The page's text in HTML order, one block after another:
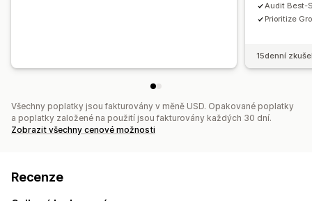
Audit Best-
Prioritize
15denní
Všechny poplatky jsou fakturovány v měně USD. Opakované poplatky
a poplatky založené na použití jsou fakturovány každých 30 dní.
Zobrazit všechny cenové možnosti
Recenze